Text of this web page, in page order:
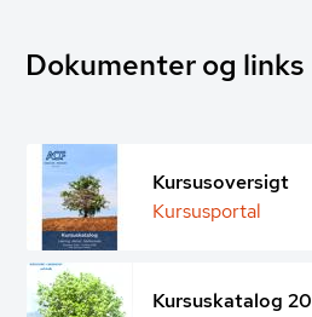
Dokumenter og links
Kursusoversigt
Kursusportal
Kursuskatalog